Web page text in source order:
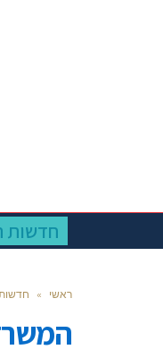
חדשות
ראשי »